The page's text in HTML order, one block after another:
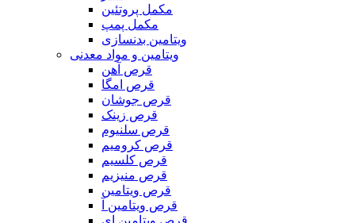
مکمل پروتئین
مکمل پمپ
ویتامین بدنسازی
ویتامین و مواد معدنی
قرص آهن
قرص امگا
قرص جوشان
قرص زینک
قرص سلنیوم
قرص کرومیم
قرص کلسیم
قرص منیزیم
قرص ویتامین
قرص ویتامین آ
قرص ویتامین ای